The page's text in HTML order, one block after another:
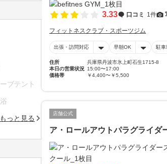
3.33 口コミ 1件
フィットネスクラブ・スポーツジム
出張・訪問対応 早朝OK 駐車
住所
兵庫県丹波市氷上町石生1715-8
本日の営業状況 15:00〜17:00
価格帯
￥4,400〜￥5,500
店舗公式
ア・ロールアウトパラグライダ
ブテント
もっと見る